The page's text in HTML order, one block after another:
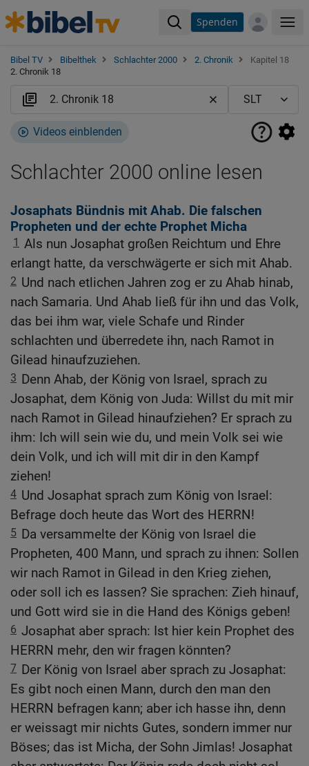
Spenden
Bibel TV Bibelthek Schlachter 2000 2. Chronik
Kapitel 18
2. Chronik 18
Videos einblenden
Schlachter 2000 online lesen
Josaphats Bündnis mit Ahab. Die falschen
Propheten und der echte Prophet Micha
1 Als nun Josaphat großen Reichtum und Ehre
erlangt hatte, da verschwägerte er sich mit Ahab.
2 Und nach etlichen Jahren zog er zu Ahab hinab,
nach Samaria. Und Ahab ließ für ihn und das Volk,
das bei ihm war, viele Schafe und Rinder
schlachten und überredete ihn, nach Ramot in
Gilead hinaufzuziehen.
3 Denn Ahab, der König von Israel, sprach zu
Josaphat, dem König von Juda: Willst du mit mir
nach Ramot in Gilead hinaufziehen? Er sprach zu
ihm: Ich will sein wie du, und mein Volk sei wie
dein Volk, und ich will mit dir in den Kampf
ziehen!
4 Und Josaphat sprach zum König von Israel:
Befrage doch heute das Wort des HERRN!
5 Da versammelte der König von Israel die
Propheten, 400 Mann, und sprach zu ihnen: Sollen
wir nach Ramot in Gilead in den Krieg ziehen,
oder soll ich es lassen? Sie sprachen: Zieh hinauf,
und Gott wird sie in die Hand des Königs geben!
6 Josaphat aber sprach: Ist hier kein Prophet des
HERRN mehr, den wir fragen könnten?
7 Der König von Israel aber sprach zu Josaphat:
Es gibt noch einen Mann, durch den man den
HERRN befragen kann; aber ich hasse ihn, denn
er weissagt mir nichts Gutes, sondern immer nur
Böses; das ist Micha, der Sohn Jimlas! Josaphat